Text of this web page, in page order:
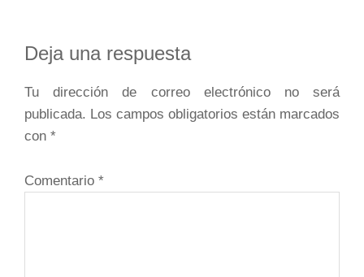
Interacciones
con
los
lectores
Deja una respuesta
Tu dirección de correo electrónico no será
publicada. Los campos obligatorios están marcados
con *
Comentario *